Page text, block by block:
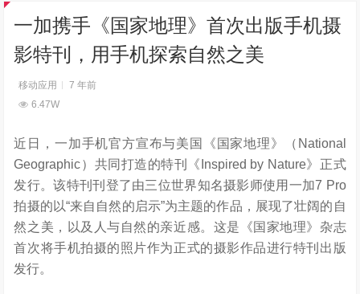
一加携手《国家地理》首次出版手机摄
影特刊，用手机探索自然之美
移动应用
7 年前
6.47W
近日，一加手机官方宣布与美国《国家地理》（National
Geographic）共同打造的特刊《Inspired by Nature》正式
发行。该特刊刊登了由三位世界知名摄影师使用一加7 Pro
拍摄的以“来自自然的启示”为主题的作品，展现了壮阔的自
然之美，以及人与自然的亲近感。这是《国家地理》杂志
首次将手机拍摄的照片作为正式的摄影作品进行特刊出版
发行。